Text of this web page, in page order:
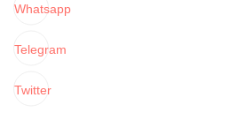
Whatsapp
Telegram
Twitter